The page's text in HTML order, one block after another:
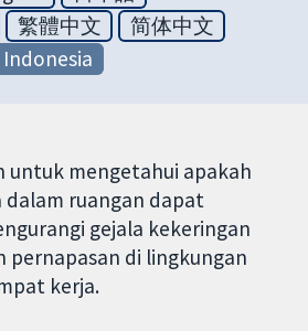
繁體中文
简体中文
Indonesia
untuk mengetahui apakah
dalam ruangan dapat
gejala kekeringan
pernapasan di lingkungan
kerja.